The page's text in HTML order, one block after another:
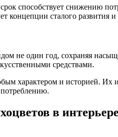
способствует снижению
концепции сталого развития
не один год, сохраняя
средствами.
характером и историей. Их
потреблению.
в